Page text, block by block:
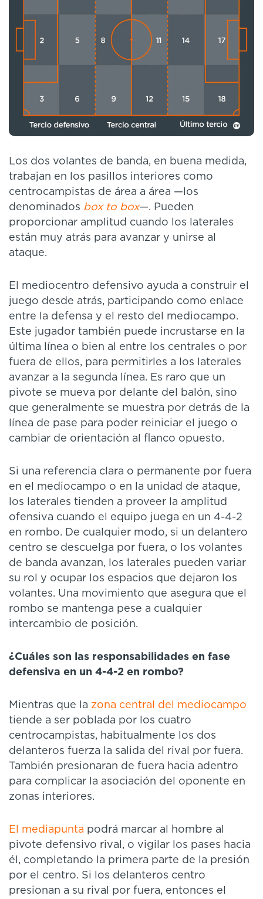
Los dos volantes de banda, en buena medida,
trabajan en los pasillos interiores como
centrocampistas de área a área —los
denominados box to box—. Pueden
proporcionar amplitud cuando los laterales
están muy atrás para avanzar y unirse al
ataque.
El mediocentro defensivo ayuda a construir el
juego desde atrás, participando como enlace
entre la defensa y el resto del mediocampo.
Este jugador también puede incrustarse en la
última línea o bien al entre los centrales o por
fuera de ellos, para permitirles a los laterales
avanzar a la segunda línea. Es raro que un
pivote se mueva por delante del balón, sino
que generalmente se muestra por detrás de la
línea de pase para poder reiniciar el juego o
cambiar de orientación al flanco opuesto.
Si una referencia clara o permanente por fuera
en el mediocampo o en la unidad de ataque,
los laterales tienden a proveer la amplitud
ofensiva cuando el equipo juega en un 4-4-2
en rombo. De cualquier modo, si un delantero
centro se descuelga por fuera, o los volantes
de banda avanzan, los laterales pueden variar
su rol y ocupar los espacios que dejaron los
volantes. Una movimiento que asegura que el
rombo se mantenga pese a cualquier
intercambio de posición.
¿Cuáles son las responsabilidades en fase
defensiva en un 4-4-2 en rombo?
Mientras que la zona central del mediocampo
tiende a ser poblada por los cuatro
centrocampistas, habitualmente los dos
delanteros fuerza la salida del rival por fuera.
También presionaran de fuera hacia adentro
para complicar la asociación del oponente en
zonas interiores.
El mediapunta podrá marcar al hombre al
pivote defensivo rival, o vigilar los pases hacia
él, completando la primera parte de la presión
por el centro. Si los delanteros centro
presionan a su rival por fuera, entonces el